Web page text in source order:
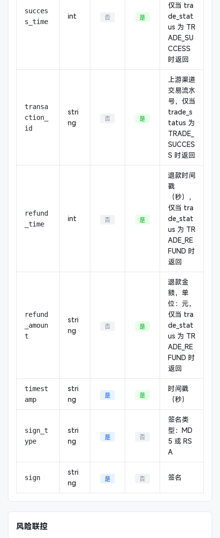
succes
s_time
int 否 是
仅当 tra
de_stat
us 为 TR
ADE_SU
CCESS
时返回
transa
ction_
id
stri
ng
否 是
上游渠道
交易流水
号，仅当
trade_s
tatus 为
TRADE_
SUCCES
S 时返回
refund
_time
int 否 是
退款时间
戳
（秒），
仅当 tra
de_stat
us 为 TR
ADE_RE
FUND 时
返回
refund
_amoun
t
stri
ng
否 是
退款金
额，单
位：元，
仅当 tra
de_stat
us 为 TR
ADE_RE
FUND 时
返回
timest
amp
stri
ng
是 是
时间戳
（秒）
sign_t
ype
stri
ng
是 否
签名类
型：MD
5 或 RS
A
sign
stri
ng
是 否 签名
风险联控